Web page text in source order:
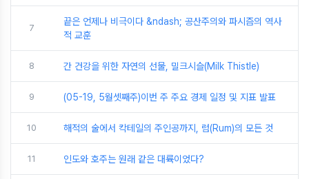
7
끝은 언제나 비극이다 &ndash; 공산주의와 파시즘의 역사
적 교훈
8 간 건강을 위한 자연의 선물, 밀크시슬(Milk Thistle)
9 (05-19, 5월셋째주)이번 주 주요 경제 일정 및 지표 발표
10 해적의 술에서 칵테일의 주인공까지, 럼(Rum)의 모든 것
11 인도와 호주는 원래 같은 대륙이었다?